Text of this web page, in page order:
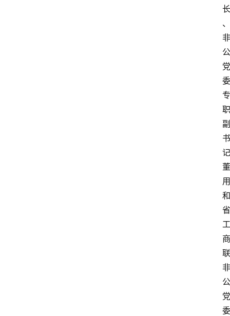
长
、
非
公
党
委
专
职
副
书
记
董
用
和
省
工
商
联
非
公
党
委